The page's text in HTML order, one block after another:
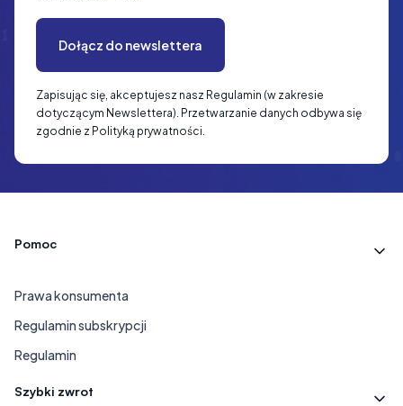
Dołącz do newslettera
Zapisując się, akceptujesz nasz Regulamin (w zakresie
dotyczącym Newslettera). Przetwarzanie danych odbywa się
zgodnie z Polityką prywatności.
Linki w stopce
Pomoc
Prawa konsumenta
Regulamin subskrypcji
Regulamin
Szybki zwrot